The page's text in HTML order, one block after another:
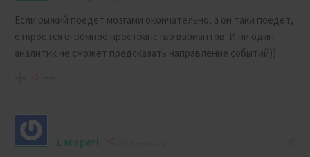
Если рыжий поедет мозгами окончательно, а он таки поедет,
откроется огромное пространство вариантов. И ни один
аналитик не сможет предсказать направление событий))
Laraperl